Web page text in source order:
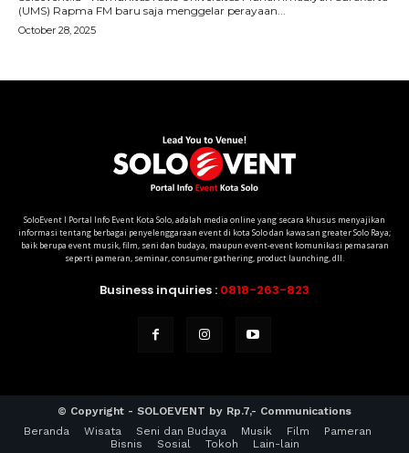
SoloEvent I Portal Info Event Kota Solo, adalah media online yang secara khusus menyajikan
informasi tentang berbagai penyelenggaraan event di kota Solo dan kawasan greater Solo Raya;
baik berupa event musik, film, seni dan budaya, maupun event-event komunikasi pemasaran
seperti pameran, seminar, consumer gathering, product launching, dll.
Business inquiries : 0818-263-823
© Copyright - SOLOEVENT by Rp.7,- Communications
Beranda
Wisata Seni dan Budaya Musik Film
Pameran
Bisnis
Sosial Tokoh Lain-lain